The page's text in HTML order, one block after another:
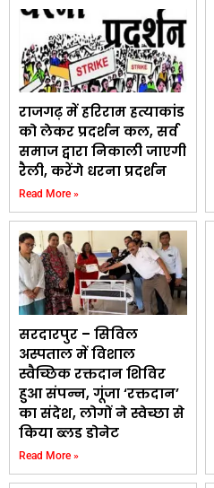
राजगढ़ में हरिराम हत्याकांड
को लेकर प्रदर्शन कल, सर्व
समाज द्वारा निकाली जाएगी
रैली, करेंगे धरना प्रदर्शन
Read More »
सरदारपुर – सिविल
अस्पताल में विशाल
स्वैच्छिक रक्तदान शिविर
हुआ संपन्न, गूंजा ‘रक्तदान’
का संदेश, लोगों ने स्वेच्छा से
किया ब्लड डोनेट
Read More »